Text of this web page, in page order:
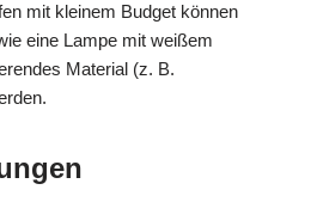
mit kleinem Budget können
eine Lampe mit weißem
Material (z. B.